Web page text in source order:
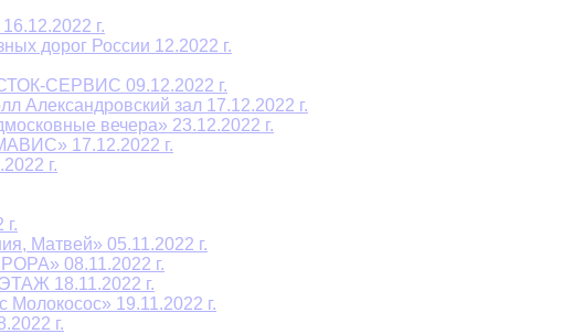
г.
дорог России 12.2022 г.
СЕРВИС 09.12.2022 г.
Александровский зал 17.12.2022 г.
вечера» 23.12.2022 г.
17.12.2022 г.
г.
Матвей» 05.11.2022 г.
08.11.2022 г.
18.11.2022 г.
19.11.2022 г.
г.